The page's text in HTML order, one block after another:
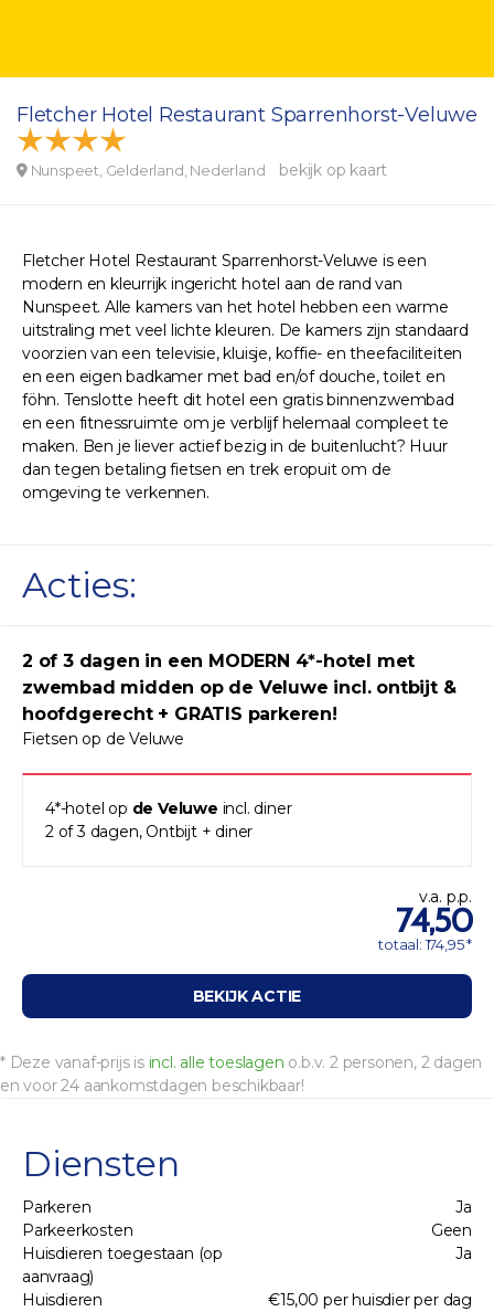
Fletcher Hotel Restaurant Sparrenhorst-Veluwe
Nunspeet, Gelderland, Nederland bekijk op kaart
Fletcher Hotel Restaurant Sparrenhorst-Veluwe is een
modern en kleurrijk ingericht hotel aan de rand van
Nunspeet. Alle kamers van het hotel hebben een warme
uitstraling met veel lichte kleuren. De kamers zijn standaard
voorzien van een televisie, kluisje, koffie- en theefaciliteiten
en een eigen badkamer met bad en/of douche, toilet en
föhn. Tenslotte heeft dit hotel een gratis binnenzwembad
en een fitnessruimte om je verblijf helemaal compleet te
maken. Ben je liever actief bezig in de buitenlucht? Huur
dan tegen betaling fietsen en trek eropuit om de
omgeving te verkennen.
Acties:
2 of 3 dagen in een MODERN 4*-hotel met
zwembad midden op de Veluwe incl. ontbijt &
hoofdgerecht + GRATIS parkeren!
Fietsen op de Veluwe
4*-hotel op de Veluwe incl. diner
2 of 3 dagen, Ontbijt + diner
v.a. p.p.
74,50
totaal: 174,95 *
BEKIJK ACTIE
* Deze vanaf-prijs is incl. alle toeslagen o.b.v. 2 personen, 2 dagen
en voor 24 aankomstdagen beschikbaar!
Diensten
Parkeren
Ja
Parkeerkosten
Geen
Huisdieren toegestaan (op
aanvraag)
Ja
Huisdieren
€15,00 per huisdier per dag